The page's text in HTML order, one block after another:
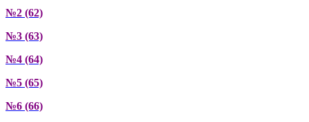
№2 (62)
№3 (63)
№4 (64)
№5 (65)
№6 (66)